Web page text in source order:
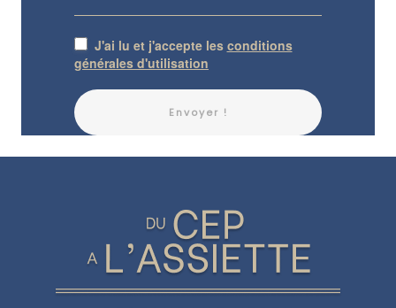
J'ai lu et j'accepte les conditions
générales d'utilisation
Envoyer !